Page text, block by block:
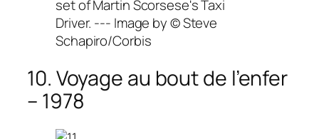
10. Voyage au bout de l’enfer
– 1978